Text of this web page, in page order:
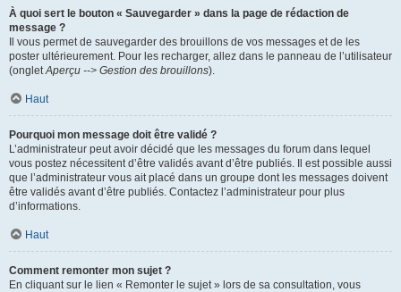
À quoi sert le bouton « Sauvegarder » dans la page de rédaction de
message ?
Il vous permet de sauvegarder des brouillons de vos messages et de les
poster ultérieurement. Pour les recharger, allez dans le panneau de l’utilisateur
(ongletAperçu --> Gestion des brouillons).
Haut
Pourquoi mon message doit être validé ?
L’administrateur peut avoir décidé que les messages du forum dans lequel
vous postez nécessitent d’être validés avant d’être publiés. Il est possible aussi
que l’administrateur vous ait placé dans un groupe dont les messages doivent
être validés avant d’être publiés. Contactez l’administrateur pour plus
d’informations.
Haut
Comment remonter mon sujet ?
En cliquant sur le lien « Remonter le sujet » lors de sa consultation, vous